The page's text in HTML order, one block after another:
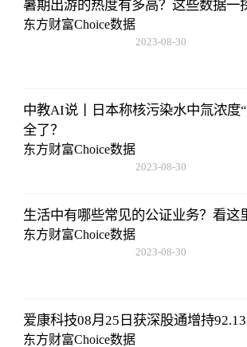
暑期出游的热度有多高？这些数据一
东方财富Choice数据
2023-08-30
中教AI说丨日本称核污染水中氚浓度
全了？
东方财富Choice数据
2023-08-30
生活中有哪些常见的公证业务？看这
东方财富Choice数据
2023-08-30
爱康科技08月25日获深股通增持
东方财富Choice数据